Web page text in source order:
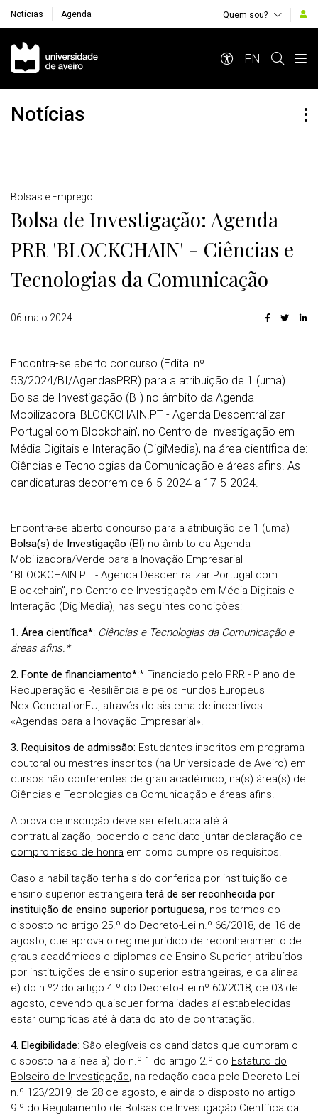
Notícias Agenda Quem sou?
Navegação Principal
EN
Notícias
Detalhes
Bolsas e Emprego
Bolsa de Investigação: Agenda
PRR 'BLOCKCHAIN' - Ciências e
Tecnologias da Comunicação
06 maio 2024
Encontra-se aberto concurso (Edital nº
53/2024/BI/AgendasPRR) para a atribuição de 1 (uma)
Bolsa de Investigação (BI) no âmbito da Agenda
Mobilizadora 'BLOCKCHAIN.PT - Agenda Descentralizar
Portugal com Blockchain', no Centro de Investigação em
Média Digitais e Interação (DigiMedia), na área científica de:
Ciências e Tecnologias da Comunicação e áreas afins. As
candidaturas decorrem de 6-5-2024 a 17-5-2024.
Encontra-se aberto concurso para a atribuição de 1 (uma)
Bolsa(s) de Investigação (BI) no âmbito da Agenda
Mobilizadora/Verde para a Inovação Empresarial
“BLOCKCHAIN.PT - Agenda Descentralizar Portugal com
Blockchain”, no Centro de Investigação em Média Digitais e
Interação (DigiMedia), nas seguintes condições:
1. Área científica*: Ciências e Tecnologias da Comunicação e
áreas afins.*
2. Fonte de financiamento*:* Financiado pelo PRR - Plano de
Recuperação e Resiliência e pelos Fundos Europeus
NextGenerationEU, através do sistema de incentivos
«Agendas para a Inovação Empresarial».
3. Requisitos de admissão: Estudantes inscritos em programa
doutoral ou mestres inscritos (na Universidade de Aveiro) em
cursos não conferentes de grau académico, na(s) área(s) de
Ciências e Tecnologias da Comunicação e áreas afins.
A prova de inscrição deve ser efetuada até à
contratualização, podendo o candidato juntar declaração de
compromisso de honra em como cumpre os requisitos.
Caso a habilitação tenha sido conferida por instituição de
ensino superior estrangeira terá de ser reconhecida por
instituição de ensino superior portuguesa, nos termos do
disposto no artigo 25.º do Decreto-Lei n.º 66/2018, de 16 de
agosto, que aprova o regime jurídico de reconhecimento de
graus académicos e diplomas de Ensino Superior, atribuídos
por instituições de ensino superior estrangeiras, e da alínea
e) do n.º2 do artigo 4.º do Decreto-Lei nº 60/2018, de 03 de
agosto, devendo quaisquer formalidades aí estabelecidas
estar cumpridas até à data do ato de contratação.
4. Elegibilidade: São elegíveis os candidatos que cumpram o
disposto na alínea a) do n.º 1 do artigo 2.º do Estatuto do
Bolseiro de Investigação, na redação dada pelo Decreto-Lei
n.º 123/2019, de 28 de agosto, e ainda o disposto no artigo
9.º do Regulamento de Bolsas de Investigação Científica da